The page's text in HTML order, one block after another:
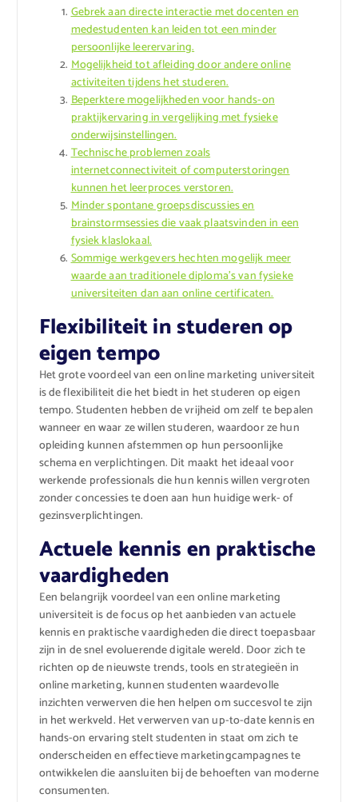
Gebrek aan directe interactie met docenten en
medestudenten kan leiden tot een minder
persoonlijke leerervaring.
Mogelijkheid tot afleiding door andere online
activiteiten tijdens het studeren.
Beperktere mogelijkheden voor hands-on
praktijkervaring in vergelijking met fysieke
onderwijsinstellingen.
Technische problemen zoals
internetconnectiviteit of computerstoringen
kunnen het leerproces verstoren.
Minder spontane groepsdiscussies en
brainstormsessies die vaak plaatsvinden in een
fysiek klaslokaal.
Sommige werkgevers hechten mogelijk meer
waarde aan traditionele diploma’s van fysieke
universiteiten dan aan online certificaten.
Flexibiliteit in studeren op
eigen tempo
Het grote voordeel van een online marketing universiteit
is de flexibiliteit die het biedt in het studeren op eigen
tempo. Studenten hebben de vrijheid om zelf te bepalen
wanneer en waar ze willen studeren, waardoor ze hun
opleiding kunnen afstemmen op hun persoonlijke
schema en verplichtingen. Dit maakt het ideaal voor
werkende professionals die hun kennis willen vergroten
zonder concessies te doen aan hun huidige werk- of
gezinsverplichtingen.
Actuele kennis en praktische
vaardigheden
Een belangrijk voordeel van een online marketing
universiteit is de focus op het aanbieden van actuele
kennis en praktische vaardigheden die direct toepasbaar
zijn in de snel evoluerende digitale wereld. Door zich te
richten op de nieuwste trends, tools en strategieën in
online marketing, kunnen studenten waardevolle
inzichten verwerven die hen helpen om succesvol te zijn
in het werkveld. Het verwerven van up-to-date kennis en
hands-on ervaring stelt studenten in staat om zich te
onderscheiden en effectieve marketingcampagnes te
ontwikkelen die aansluiten bij de behoeften van moderne
consumenten.